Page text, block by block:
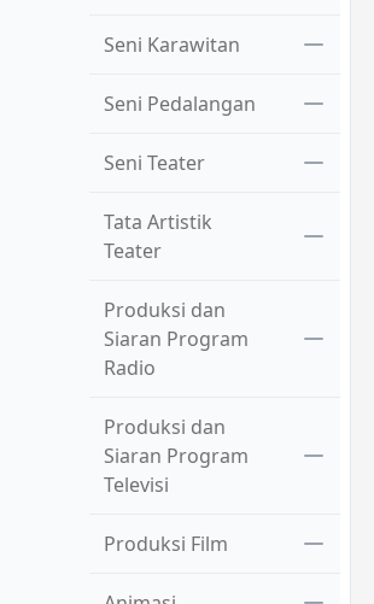
Seni Karawitan
Seni Pedalangan
Seni Teater
Tata Artistik
Teater
Produksi dan
Siaran Program
Radio
Produksi dan
Siaran Program
Televisi
Produksi Film